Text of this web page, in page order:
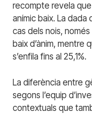
recompte revela que
anímic baix. La dada
cas dels nois,
baix d’ànim, mentre
s’enfila fins al 25,1%.
La diferència entre
segons l’equip
contextuals que